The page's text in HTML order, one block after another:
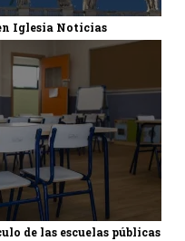
Iglesia Noticias
de las escuelas públicas